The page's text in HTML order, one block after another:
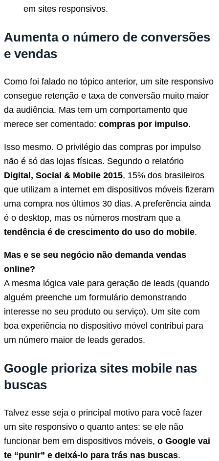
em sites responsivos.
Aumenta o número de conversões
e vendas
Como foi falado no tópico anterior, um site responsivo
consegue retenção e taxa de conversão muito maior
da audiência. Mas tem um comportamento que
merece ser comentado: compras por impulso.
Isso mesmo. O privilégio das compras por impulso
não é só das lojas físicas. Segundo o relatório
Digital, Social & Mobile 2015, 15% dos brasileiros
que utilizam a internet em dispositivos móveis fizeram
uma compra nos últimos 30 dias. A preferência ainda
é o desktop, mas os números mostram que a
tendência é de crescimento do uso do mobile.
Mas e se seu negócio não demanda vendas
online?
A mesma lógica vale para geração de leads (quando
alguém preenche um formulário demonstrando
interesse no seu produto ou serviço). Um site com
boa experiência no dispositivo móvel contribui para
um número maior de leads gerados.
Google prioriza sites mobile nas
buscas
Talvez esse seja o principal motivo para você fazer
um site responsivo o quanto antes: se ele não
funcionar bem em dispositivos móveis, o Google vai
te “punir” e deixá-lo para trás nas buscas.